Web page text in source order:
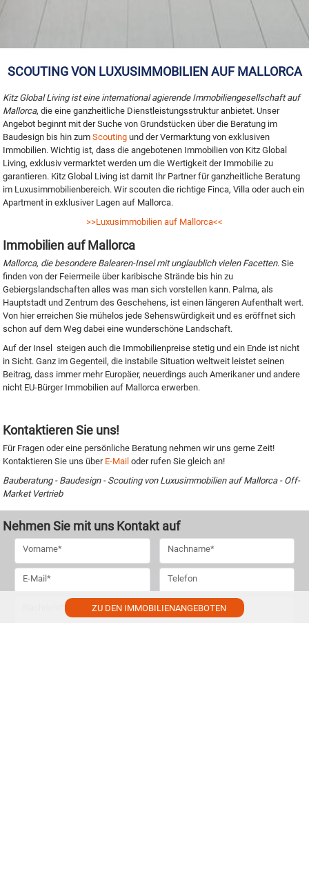
SCOUTING VON LUXUSIMMOBILIEN AUF MALLORCA
Kitz Global Living ist eine international agierende Immobiliengesellschaft auf
Mallorca, die eine ganzheitliche Dienstleistungsstruktur anbietet. Unser
Angebot beginnt mit der Suche von Grundstücken über die Beratung im
Baudesign bis hin zumScouting und der Vermarktung von exklusiven
Immobilien. Wichtig ist, dass die angebotenen Immobilien von Kitz Global
Living, exklusiv vermarktet werden um die Wertigkeit der Immobilie zu
garantieren. Kitz Global Living ist damit Ihr Partner für ganzheitliche Beratung
im Luxusimmobilienbereich. Wir scouten die richtige Finca, Villa oder auch ein
Apartment in exklusiver Lagen auf Mallorca.
>>Luxusimmobilien auf Mallorca<<
Immobilien auf Mallorca
Mallorca, die besondere Balearen-Insel mit unglaublich vielen Facetten. Sie
finden von der Feiermeile über karibische Strände bis hin zu
Gebiergslandschaften alles was man sich vorstellen kann. Palma, als
Hauptstadt und Zentrum des Geschehens, ist einen längeren Aufenthalt wert.
Von hier erreichen Sie mühelos jede Sehenswürdigkeit und es eröffnet sich
schon auf dem Weg dabei eine wunderschöne Landschaft.
Auf der Insel steigen auch die Immobilienpreise stetig und ein Ende ist nicht
in Sicht. Ganz im Gegenteil, die instabile Situation weltweit leistet seinen
Beitrag, dass immer mehr Europäer, neuerdings auch Amerikaner und andere
nicht EU-Bürger Immobilien auf Mallorca erwerben.
Kontaktieren Sie uns!
Für Fragen oder eine persönliche Beratung nehmen wir uns gerne Zeit!
Kontaktieren Sie uns über E-Mail oder rufen Sie gleich an!
Bauberatung - Baudesign - Scouting von Luxusimmobilien auf Mallorca - Off-
Market Vertrieb
Nehmen Sie mit uns Kontakt auf
Vorname* Nachname*
E-Mail * Telefon
ZU DEN IMMOBILIENANGEBOTEN